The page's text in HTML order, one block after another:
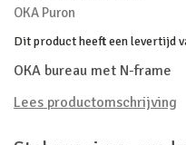
OKA Puron
Dit product heeft een levertijd
OKA bureau met N-frame
Lees productomschrijving